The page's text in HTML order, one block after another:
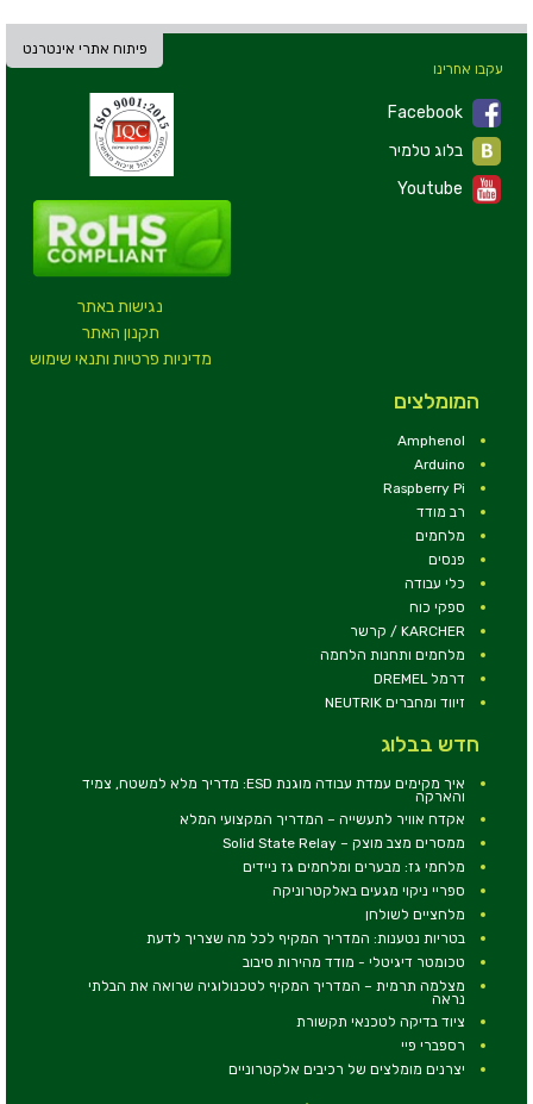
פיתוח אתרי אינטרנט
נגישות באתר
תקנון האתר
מדיניות פרטיות ותנאי שימוש
עקבו אחרינו
Facebook
Youtube
המומלצים
Amphenol
Arduino
Raspberry Pi
רב מודד
מלחמים
פנסים
כלי עבודה
ספקי כוח
KARCHER / קרשר
מלחמים ותחנות הלחמה
דרמל DREMEL
זיווד ומחברים NEUTRIK
חדש בבלוג
איך מקימים עמדת עבודה מוגנת ESD: מדריך מלא למשטח, צמיד
והארקה
אקדח אוויר לתעשייה – המדריך המקצועי המלא
ממסרים מצב מוצק – Solid State Relay
מלחמי גז: מבערים ומלחמים גז ניידים
ספריי ניקוי מגעים באלקטרוניקה
מלחציים לשולחן
בטריות נטענות: המדריך המקיף לכל מה שצריך לדעת
טכומטר דיגיטלי - מודד מהירות סיבוב
מצלמה תרמית – המדריך המקיף לטכנולוגיה שרואה את הבלתי
נראה
ציוד בדיקה לטכנאי תקשורת
רספברי פיי
יצרנים מומלצים של רכיבים אלקטרוניים